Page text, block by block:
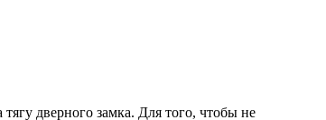
дверного замка. Для того, чтобы не